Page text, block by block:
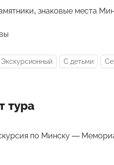
знаковые места
Экскурсионный С детьми
тура
по Минску —